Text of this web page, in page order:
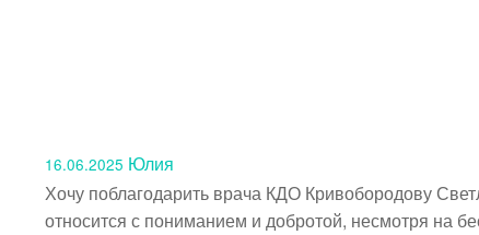
16.06.2025 Юлия
Хочу поблагодарить врача КДО Кривобородову
относится с пониманием и добротой, несмотря на